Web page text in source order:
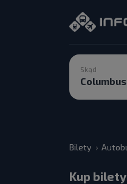
Skąd
Bilety
Kup